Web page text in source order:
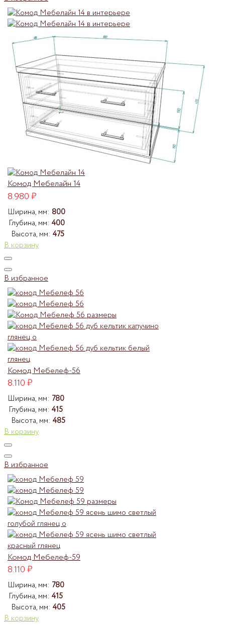
Комод Мебелайн 14
8.980₽
Ширина, мм: 800
Глубина, мм: 400
Высота, мм: 475
В корзину
В избранное
Комод Мебелеф-56
8.110₽
Ширина, мм: 780
Глубина, мм: 415
Высота, мм: 485
В корзину
В избранное
Комод Мебелеф-59
8.110₽
Ширина, мм: 780
Глубина, мм: 415
Высота, мм: 405
В корзину